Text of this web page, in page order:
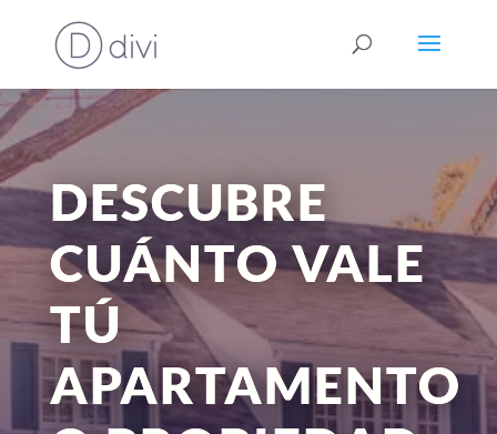
DESCUBRE
CUÁNTO VALE
TÚ
APARTAMENTO